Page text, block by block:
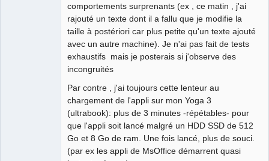
comportements surprenants (ex , ce matin , j'ai
rajouté un texte dont il a fallu que je modifie la
taille à postériori car plus petite qu'un texte ajouté
avec un autre machine). Je n'ai pas fait de tests
exhaustifs mais je posterais si j'observe des
incongruités
Par contre , j'ai toujours cette lenteur au
chargement de l'appli sur mon Yoga 3
(ultrabook): plus de 3 minutes -répétables- pour
que l'appli soit lancé malgré un HDD SSD de 512
Go et 8 Go de ram. Une fois lancé, plus de souci.
(par ex les appli de MsOffice démarrent quasi